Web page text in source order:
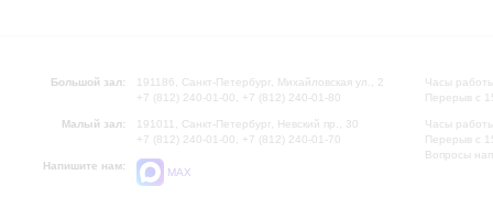
Большой зал:
191186, Санкт-Петербург, Михайловская ул., 2
+7 (812) 240-01-00, +7 (812) 240-01-80
Малый зал:
191011, Санкт-Петербург, Невский пр., 30
+7 (812) 240-01-00, +7 (812) 240-01-70
Напишите нам:
MAX
Часы
Перерыв с
Часы
Перерыв с
Вопросы